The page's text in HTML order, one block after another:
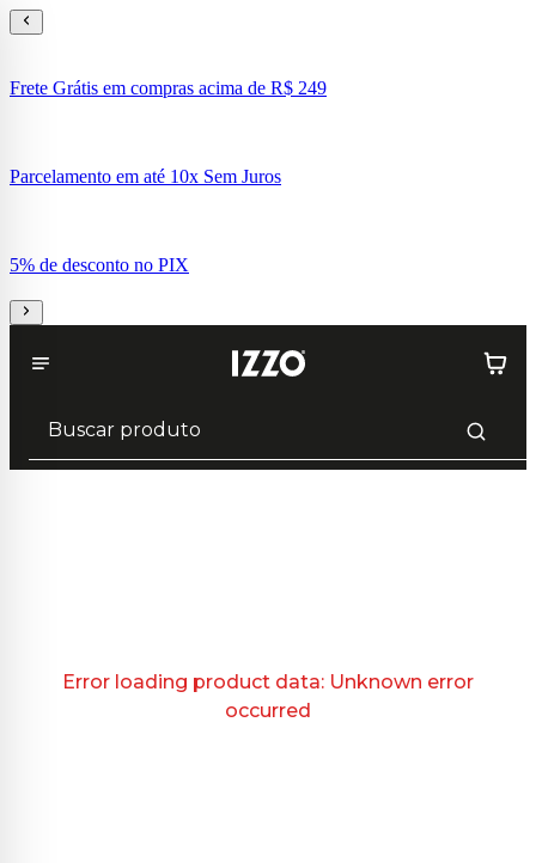
Frete Grátis em compras acima de R$ 249
Parcelamento em até 10x Sem Juros
5% de desconto no PIX
Error loading product data: Unknown error
occurred